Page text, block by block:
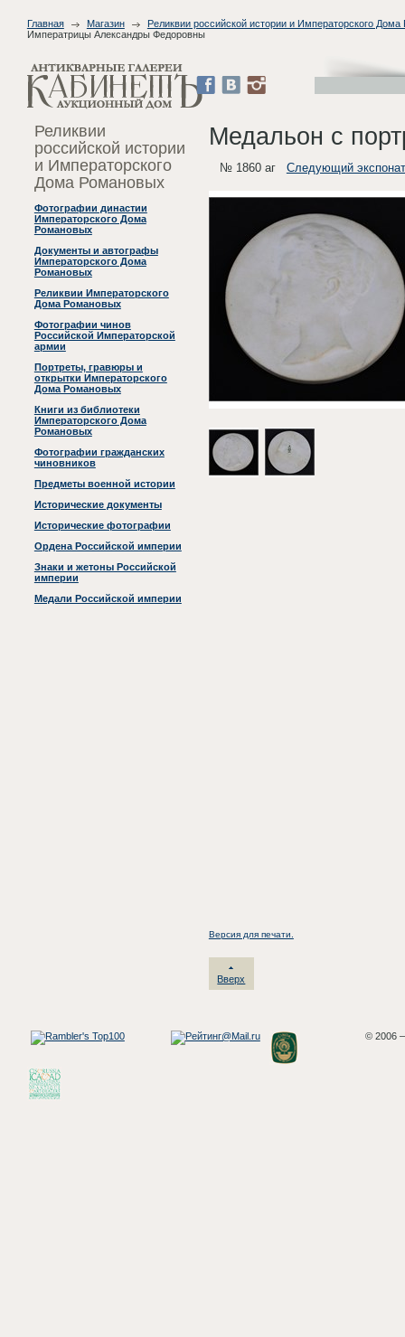
Главная Магазин
Реликвии российской истории и Императорского
Императрицы Александры Федоровны
Реликвии
российской истории
и Императорского
Дома Романовых
Фотографии династии
Императорского Дома
Романовых
Документы и автографы
Императорского Дома
Романовых
Реликвии Императорского
Дома Романовых
Фотографии чинов
Российской Императорской
армии
Портреты, гравюры и
открытки Императорского
Дома Романовых
Книги из библиотеки
Императорского Дома
Романовых
Фотографии гражданских
чиновников
Предметы военной истории
Исторические документы
Исторические фотографии
Ордена Российской империи
Знаки и жетоны Российской
империи
Медали Российской империи
Медальон с
№ 1860 аг Следующий экспонат
Версия для печати.
Вверх
© 2006